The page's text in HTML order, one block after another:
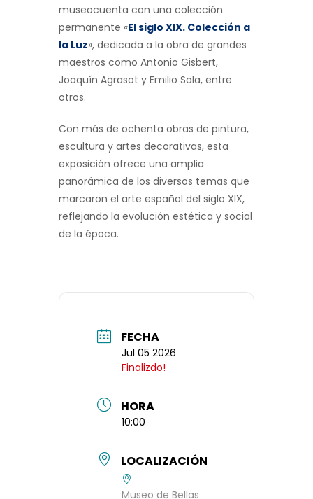
museocuenta con una colección
permanente «El siglo XIX. Colección a
la Luz», dedicada a la obra de grandes
maestros como Antonio Gisbert,
Joaquín Agrasot y Emilio Sala, entre
otros.
Con más de ochenta obras de pintura,
escultura y artes decorativas, esta
exposición ofrece una amplia
panorámica de los diversos temas que
marcaron el arte español del siglo XIX,
reflejando la evolución estética y social
de la época.
FECHA
Jul 05 2026
Finalizdo!
HORA
10:00
LOCALIZACIÓN
Museo de Bellas